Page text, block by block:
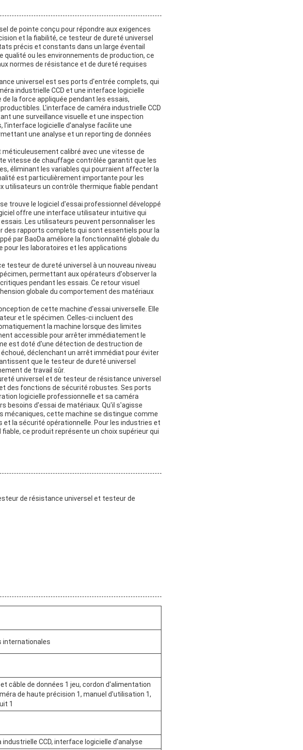
de pointe conçu pour répondre aux exigences
et la fiabilité, ce testeur de dureté universel
précis et constants dans un large éventail
qualité ou les environnements de production, ce
normes de résistance et de dureté requises
universel est ses ports d'entrée complets, qui
industrielle CCD et une interface logicielle
la force appliquée pendant les essais,
L'interface de caméra industrielle CCD
une surveillance visuelle et une inspection
l'interface logicielle d'analyse facilite une
une analyse et un reporting de données
calibré avec une vitesse de
vitesse de chauffage contrôlée garantit que les
éliminant les variables qui pourraient affecter la
est particulièrement importante pour les
utilisateurs un contrôle thermique fiable pendant
trouve le logiciel d'essai professionnel développé
offre une interface utilisateur intuitive qui
Les utilisateurs peuvent personnaliser les
des rapports complets qui sont essentiels pour la
par BaoDa améliore la fonctionnalité globale du
pour les laboratoires et les applications
testeur de dureté universel à un nouveau niveau
permettant aux opérateurs d'observer la
pendant les essais. Ce retour visuel
globale du comportement des matériaux
de cette machine d'essai universelle. Elle
et le spécimen. Celles-ci incluent des
la machine lorsque des limites
accessible pour arrêter immédiatement le
est doté d'une détection de destruction de
déclenchant un arrêt immédiat pour éviter
que le testeur de dureté universel
de travail sûr.
universel et de testeur de résistance universel
des fonctions de sécurité robustes. Ses ports
logicielle professionnelle et sa caméra
besoins d'essai de matériaux. Qu'il s'agisse
mécaniques, cette machine se distingue comme
la sécurité opérationnelle. Pour les industries et
ce produit représente un choix supérieur qui
de résistance universel et testeur de
internationales
câble de données 1 jeu, cordon d'alimentation
de haute précision 1, manuel d'utilisation 1,
1
CCD, interface logicielle d'analyse